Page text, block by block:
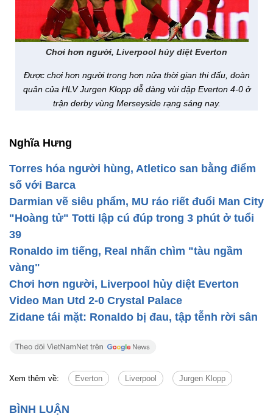
Chơi hơn người, Liverpool hủy diệt Everton
Được chơi hơn người trong hơn nửa thời gian thi đấu, đoàn
quân của HLV Jurgen Klopp dễ dàng vùi dập Everton 4-0 ở
trận derby vùng Merseyside rạng sáng nay.
Nghĩa Hưng
Torres hóa người hùng, Atletico san bằng điểm
số với Barca
Darmian vẽ siêu phẩm, MU ráo riết đuổi Man City
"Hoàng tử" Totti lập cú đúp trong 3 phút ở tuổi
39
Ronaldo im tiếng, Real nhấn chìm "tàu ngầm
vàng"
Chơi hơn người, Liverpool hủy diệt Everton
Video Man Utd 2-0 Crystal Palace
Zidane tái mặt: Ronaldo bị đau, tập tễnh rời sân
Xem thêm về: Everton Liverpool Jurgen Klopp